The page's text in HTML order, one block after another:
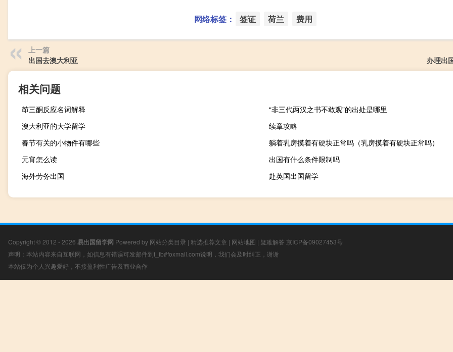
网络标签： 签证 荷兰 费用
上一篇
出国去澳大利亚
办理出
相关问题
茚三酮反应名词解释
“非三代两汉之书不敢观”的出处是哪里
澳大利亚的大学留学
续章攻略
春节有关的小物件有哪些
躺着乳房摸着有硬块正常吗（乳房摸着有硬块正常吗）
元宵怎么读
出国有什么条件限制吗
海外劳务出国
赴英国出国留学
Copyright © 2012 - 2026 易出国留学网 Powered by 网站分类目录 | 精选推荐文章 | 网站地图 | 疑难解答 京ICP备09027453号
声明：本站内容来自互联网，如信息有错误可发邮件到f_fb#foxmail.com说明，我们会及时纠正，谢谢
本站仅为个人兴趣爱好，不接盈利性广告及商业合作